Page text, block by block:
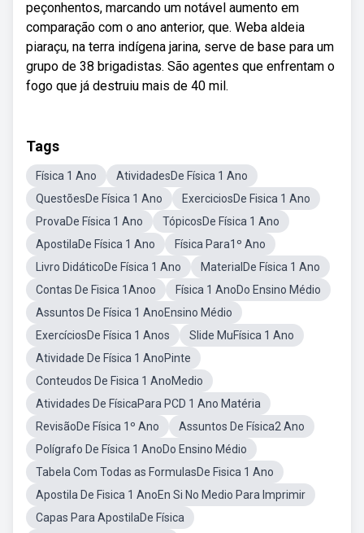
peçonhentos, marcando um notável aumento em
comparação com o ano anterior, que. Weba aldeia
piaraçu, na terra indígena jarina, serve de base para um
grupo de 38 brigadistas. São agentes que enfrentam o
fogo que já destruiu mais de 40 mil.
Tags
Física 1 Ano
AtividadesDe Física 1 Ano
QuestõesDe Física 1 Ano
ExerciciosDe Fisica 1 Ano
ProvaDe Física 1 Ano
TópicosDe Física 1 Ano
ApostilaDe Física 1 Ano
Física Para1º Ano
Livro DidáticoDe Física 1 Ano
MaterialDe Física 1 Ano
Contas De Fisica 1Anoo
Física 1 AnoDo Ensino Médio
Assuntos De Física 1 AnoEnsino Médio
ExercíciosDe Física 1 Anos
Slide MuFísica 1 Ano
Atividade De Física 1 AnoPinte
Conteudos De Fisica 1 AnoMedio
Atividades De FísicaPara PCD 1 Ano Matéria
RevisãoDe Física 1º Ano
Assuntos De Física2 Ano
Polígrafo De Física 1 AnoDo Ensino Médio
Tabela Com Todas as FormulasDe Fisica 1 Ano
Apostila De Fisica 1 AnoEn Si No Medio Para Imprimir
Capas Para ApostilaDe Física